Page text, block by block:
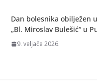
Dan bolesnika obilježen
„Bl. Miroslav Bulešić“ u
9. veljače 2026.